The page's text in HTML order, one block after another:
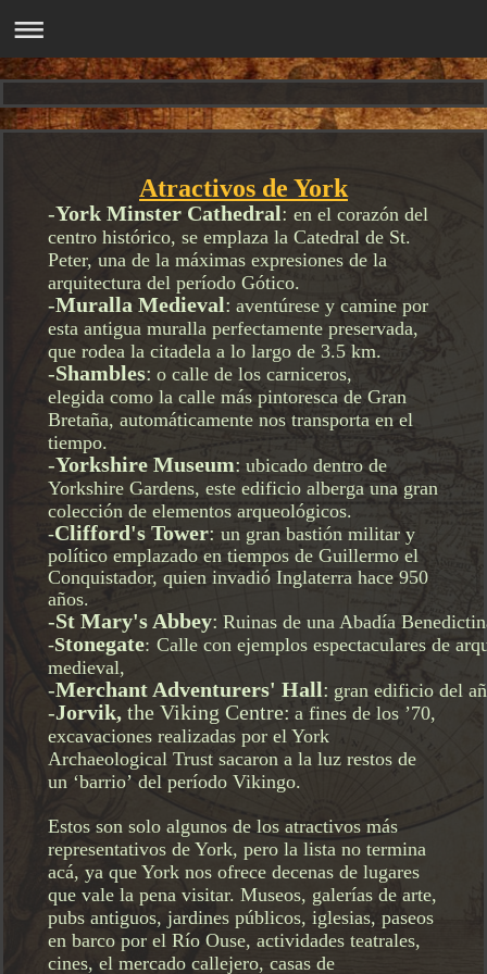
Atractivos de York
-York Minster Cathedral: en el corazón del
centro histórico, se emplaza la Catedral de St.
Peter, una de la máximas expresiones de la
arquitectura del período Gótico.
-Muralla Medieval: aventúrese y camine por
esta antigua muralla perfectamente preservada,
que rodea la citadela a lo largo de 3.5 km.
-Shambles: o calle de los carniceros,
elegida como la calle más pintoresca de Gran
Bretaña, automáticamente nos transporta en el
tiempo.
-Yorkshire Museum: ubicado dentro de
Yorkshire Gardens, este edificio alberga una gran
colección de elementos arqueológicos.
-Clifford's Tower: un gran bastión militar y
político emplazado en tiempos de Guillermo el
Conquistador, quien invadió Inglaterra hace 950
años.
-St Mary's Abbey: Ruinas de una Abadía
-Stonegate: Calle con ejemplos espectaculares de
medieval,
-Merchant Adventurers' Hall: gran edificio del
-Jorvik, the Viking Centre: a fines de los ’70,
excavaciones realizadas por el York
Archaeological Trust sacaron a la luz restos de
un ‘barrio’ del período Vikingo.
Estos son solo algunos de los atractivos más
representativos de York, pero la lista no termina
acá, ya que York nos ofrece decenas de lugares
que vale la pena visitar. Museos, galerías de arte,
pubs antiguos, jardines públicos, iglesias, paseos
en barco por el Río Ouse, actividades teatrales,
cines, el mercado callejero, casas de